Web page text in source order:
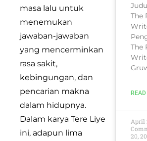
masa lalu untuk
menemukan
jawaban-jawaban
yang mencerminkan
rasa sakit,
kebingungan, dan
pencarian makna
dalam hidupnya.
Dalam karya Tere Liye
ini, adapun lima
The
The
April
20,